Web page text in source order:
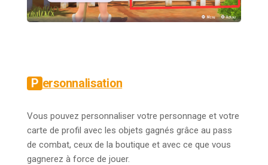
Personnalisation
Vous pouvez personnaliser votre personnage et votre
carte de profil avec les objets gagnés grâce au pass
de combat, ceux de la boutique et avec ce que vous
gagnerez à force de jouer.